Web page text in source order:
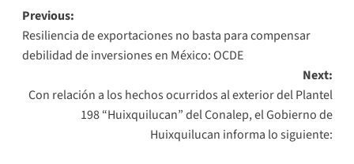
Post
navigation
Previous:
Resiliencia de exportaciones no basta para compensar
debilidad de inversiones en México: OCDE
Next:
Con relación a los hechos ocurridos al exterior del Plantel
198 “Huixquilucan” del Conalep, el Gobierno de
Huixquilucan informa lo siguiente: